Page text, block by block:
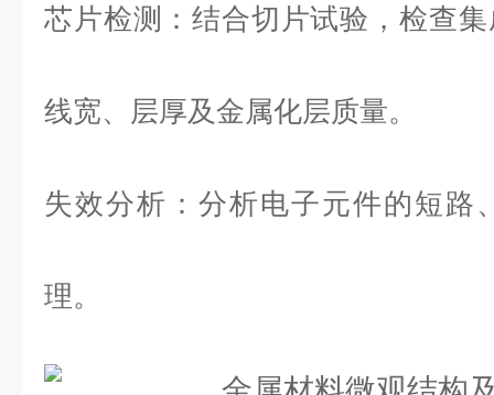
芯片检测：结合切片试验， 检查
线宽、层厚及金属化层质量。
失效分析： 分析电子元件的短路
理。